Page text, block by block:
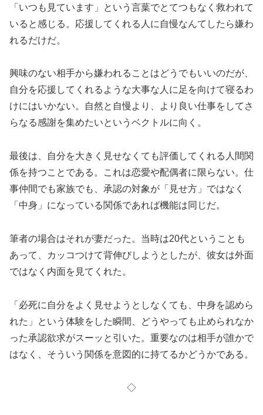
「いつも見ています」という言葉でとてつもなく救われて
いると感じる。応援してくれる人に自慢なんてしたら嫌わ
れるだけだ。
興味のない相手から嫌われることはどうでもいいのだが、
自分を応援してくれるような大事な人に足を向けて寝るわ
けにはいかない。自然と自慢より、より良い仕事をしてさ
らなる感謝を集めたいというベクトルに向く。
最後は、自分を大きく見せなくても評価してくれる人間関
係を持つことである。これは恋愛や配偶者に限らない。仕
事仲間でも家族でも、承認の対象が「見せ方」ではなく
「中身」になっている関係であれば機能は同じだ。
筆者の場合はそれが妻だった。当時は20代ということも
あって、カッコつけて背伸びしようとしたが、彼女は外面
ではなく内面を見てくれた。
「必死に自分をよく見せようとしなくても、中身を認めら
れた」という体験をした瞬間、どうやっても止められなか
った承認欲求がスーッと引いた。重要なのは相手が誰かで
はなく、そういう関係を意図的に持てるかどうかである。
◇